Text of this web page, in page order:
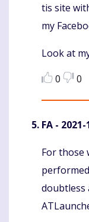
tis site
my
Look at
0
0
FA - 2021-
For those
doubtless